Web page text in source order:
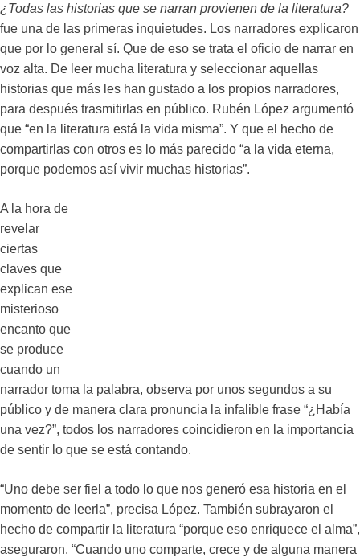
¿Todas las historias que se narran provienen de la literatura?
fue una de las primeras inquietudes. Los narradores explicaron
que por lo general sí. Que de eso se trata el oficio de narrar en
voz alta. De leer mucha literatura y seleccionar aquellas
historias que más les han gustado a los propios narradores,
para después trasmitirlas en público. Rubén López argumentó
que “en la literatura está la vida misma”. Y que el hecho de
compartirlas con otros es lo más parecido “a la vida eterna,
porque podemos así vivir muchas historias”.
A la hora de
revelar
ciertas
claves que
explican ese
misterioso
encanto que
se produce
cuando un
narrador toma la palabra, observa por unos segundos a su
público y de manera clara pronuncia la infalible frase “¿Había
una vez?”, todos los narradores coincidieron en la importancia
de sentir lo que se está contando.
“Uno debe ser fiel a todo lo que nos generó esa historia en el
momento de leerla”, precisa López. También subrayaron el
hecho de compartir la literatura “porque eso enriquece el alma”,
aseguraron. “Cuando uno comparte, crece y de alguna manera